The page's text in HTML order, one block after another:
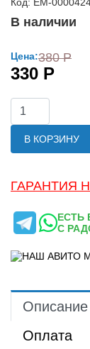
В наличии
Цена:380 Р
330 Р
В КОРЗИНУ
ГАРАНТИЯ
ЕСТЬ
С
Описание
Оплата